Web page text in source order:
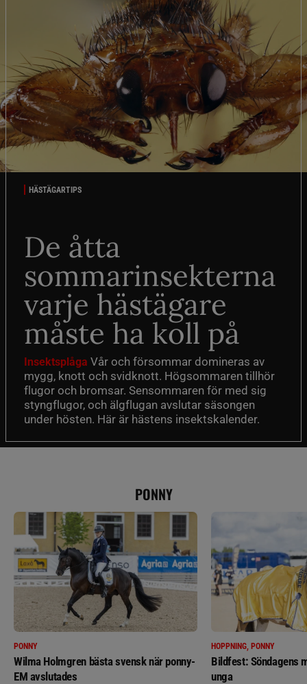
HÄSTÄGARTIPS
De åtta
sommarinsekterna
varje hästägare
måste ha koll på
Insektsplåga Vår och försommar domineras av
mygg, knott och svidknott. Högsommaren tillhör
flugor och bromsar. Sensommaren för med sig
styngflugor, och älgflugan avslutar säsongen
under hösten. Här är hästens insektskalender.
PONNY
PONNY
Wilma Holmgren bästa svensk när ponny-
EM avslutades
HOPPNING, PONNY
Bildfest: Söndagens
unga